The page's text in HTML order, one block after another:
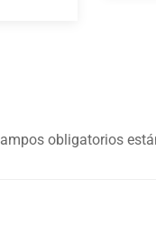
obligatorios